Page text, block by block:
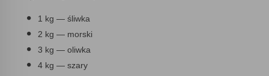
1 kg — śliwka
2 kg — morski
3 kg — oliwka
4 kg — szary